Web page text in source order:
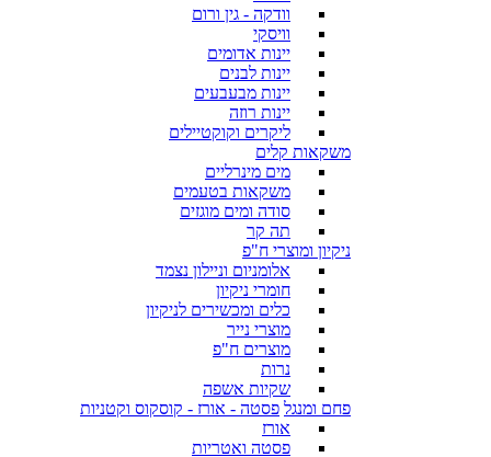
וודקה - גין ורום
וויסקי
יינות אדומים
יינות לבנים
יינות מבעבעים
יינות רוזה
ליקרים וקוקטיילים
משקאות קלים
מים מינרליים
משקאות בטעמים
סודה ומים מוגזים
תה קר
ניקיון ומוצרי ח"פ
אלומניום וניילון נצמד
חומרי ניקיון
כלים ומכשירים לניקיון
מוצרי נייר
מוצרים ח"פ
נרות
שקיות אשפה
פחם ומנגל פסטה - אורז - קוסקוס וקטניות
אורז
פסטה ואטריות